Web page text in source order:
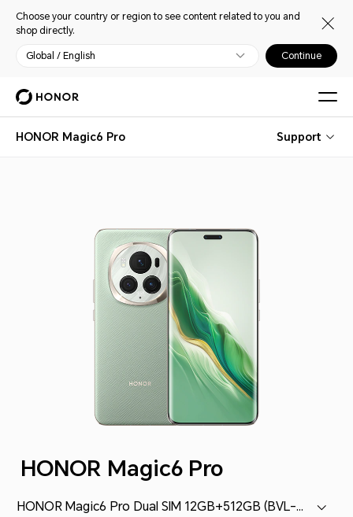
Choose your country or region to see content related to you and
shop directly.
Global / English Continue
HONOR Magic6 Pro Support
HONOR Magic6 Pro
HONOR Magic6 Pro Dual SIM 12GB+512GB (BVL-N49)